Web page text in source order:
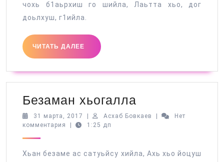
чохь б1аьрхиш го шийла, Лаьтта хьо, дог
доьлхуш, г1ийла.
ЧИТАТЬ ДАЛЕЕ
ЧИТАТЬ
ДАЛЕЕ
Безаман хьогалла
хьогалла
31 марта, 2017 31
марта,
Асхаб Бовкаев Асхаб
Нет
комментария
1:25 дп
Хьан безаме ас сатуьйсу хийла, Ахь хьо йоцуш